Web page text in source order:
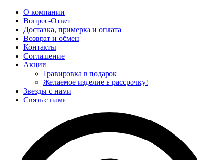
О компании
Вопрос-Ответ
Доставка, примерка и оплата
Возврат и обмен
Контакты
Соглашение
Акции
Гравировка в подарок
Желаемое изделие в рассрочку!
Звезды с нами
Связь с нами